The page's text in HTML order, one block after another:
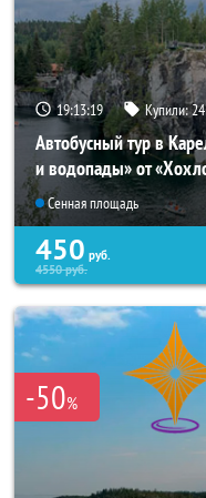
19:13:18 Купили:24
Автобусный тур в
и водопады» от
Сенная площадь
450 руб.
4550руб.
-50%